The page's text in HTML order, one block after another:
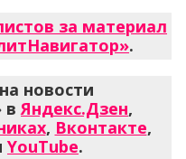
за материал
.
новости
вЯндекс.Дзен,
, Вконтакте,
YouTube.